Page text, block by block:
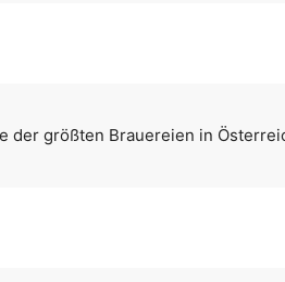
der größten Brauereien in